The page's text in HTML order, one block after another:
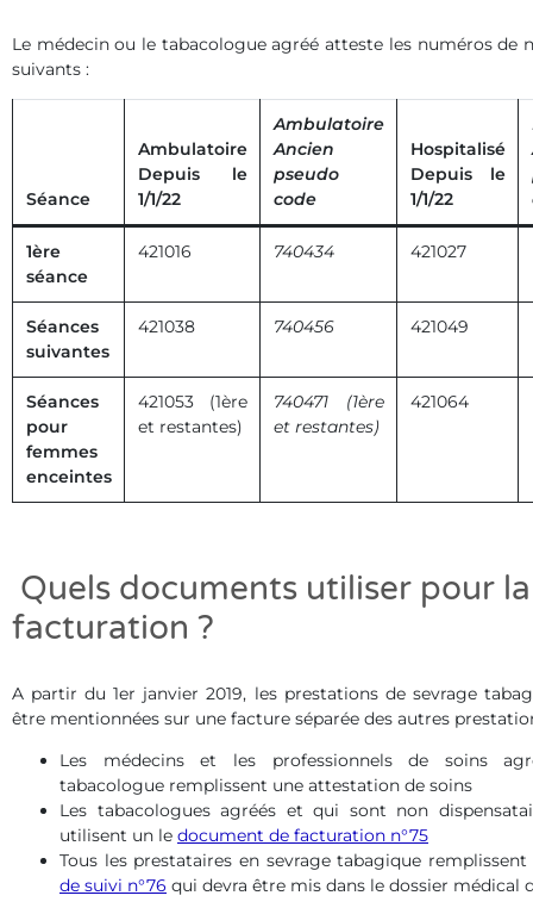
Le médecin ou le tabacologue agréé atteste les numéros de
suivants :
Séance
Ambulatoire
Depuis le
1/1/22
Ambulatoire
Ancien
pseudo
code
Hospitalisé
Depuis le
1/1/22
1ère
séance
421016 740434 421027
Séances
suivantes
421038 740456 421049
Séances
pour
femmes
enceintes
421053 (1ère
et restantes)
740471 (1ère
et restantes)
421064
Quels documents utiliser pour la
facturation ?
A partir du 1er janvier 2019, les prestations de sevrage
être mentionnées sur une facture séparée des autres
Les médecins et les professionnels de soins
tabacologue remplissent une attestation de soins
Les tabacologues agréés et qui sont non
utilisent un le document de facturation n°75
Tous les prestataires en sevrage tabagique
de suivi n°76 qui devra être mis dans le dossier médical